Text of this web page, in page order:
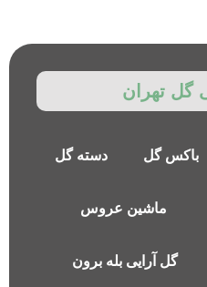
تهران
باکس گل دسته گل
ماشین عروس
گل آرایی بله برون